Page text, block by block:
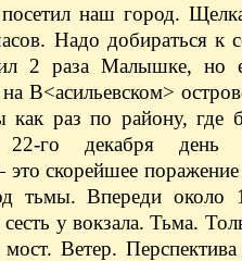
наш город.
Надо добираться к
2 раза Малышке, но
В<асильевском>
как раз по району,
го декабря день
скорейшее поражение
тьмы. Впереди около
у вокзала. Тьма.
Ветер. Перспектива